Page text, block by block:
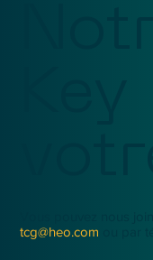
Vous pouvez nous
tcg@heo.com ou par